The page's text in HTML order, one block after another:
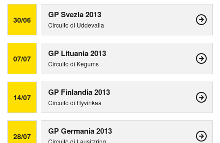
30/06 GP Svezia 2013
Circuito di Uddevalla
07/07 GP Lituania 2013
Circuito di Kegums
14/07 GP Finlandia 2013
Circuito di Hyvinkaa
28/07 GP Germania 2013
Circuito di Lausitzring